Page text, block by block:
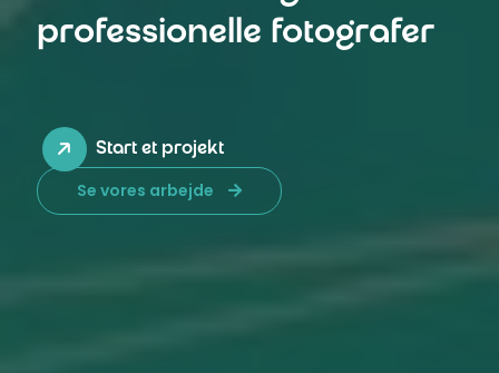
professionelle fotografer
Start et projekt
Se vores arbejde